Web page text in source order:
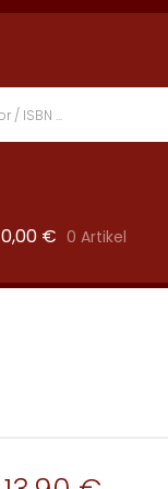
0,00 € 0 Artikel